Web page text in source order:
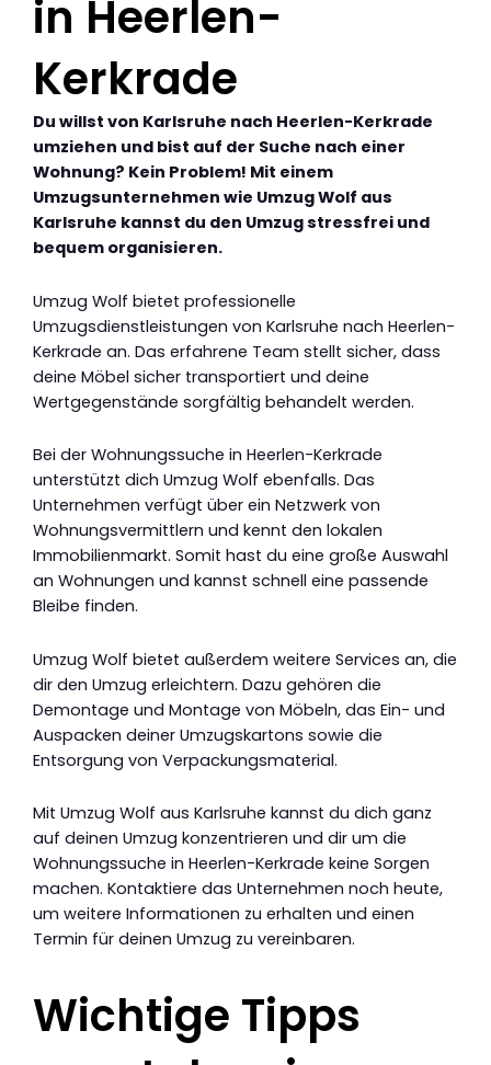
in Heerlen-
Kerkrade
Du willst von Karlsruhe nach Heerlen-Kerkrade
umziehen und bist auf der Suche nach einer
Wohnung? Kein Problem! Mit einem
Umzugsunternehmen wie Umzug Wolf aus
Karlsruhe kannst du den Umzug stressfrei und
bequem organisieren.
Umzug Wolf bietet professionelle
Umzugsdienstleistungen von Karlsruhe nach Heerlen-
Kerkrade an. Das erfahrene Team stellt sicher, dass
deine Möbel sicher transportiert und deine
Wertgegenstände sorgfältig behandelt werden.
Bei der Wohnungssuche in Heerlen-Kerkrade
unterstützt dich Umzug Wolf ebenfalls. Das
Unternehmen verfügt über ein Netzwerk von
Wohnungsvermittlern und kennt den lokalen
Immobilienmarkt. Somit hast du eine große Auswahl
an Wohnungen und kannst schnell eine passende
Bleibe finden.
Umzug Wolf bietet außerdem weitere Services an, die
dir den Umzug erleichtern. Dazu gehören die
Demontage und Montage von Möbeln, das Ein- und
Auspacken deiner Umzugskartons sowie die
Entsorgung von Verpackungsmaterial.
Mit Umzug Wolf aus Karlsruhe kannst du dich ganz
auf deinen Umzug konzentrieren und dir um die
Wohnungssuche in Heerlen-Kerkrade keine Sorgen
machen. Kontaktiere das Unternehmen noch heute,
um weitere Informationen zu erhalten und einen
Termin für deinen Umzug zu vereinbaren.
Wichtige Tipps